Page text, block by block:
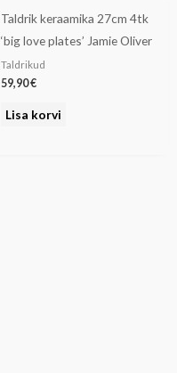
Taldrik keraamika 27cm 4tk
‘big love plates’ Jamie Oliver
Taldrikud
59,90€
Lisa korvi